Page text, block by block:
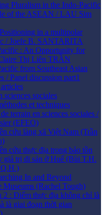
Pluralism in the Indo-Pacific
of the ASEAN / LAU Sim
in a multipolar
/ Joefe B. SANTARITA
: An Opportunity for
Thị Liên TRẦN
from Southeast Asian
/ Panel discussion part1
sciences sociales
et techniques
de terrain en sciences sociales /
(EFEO)
cứu làng xã Việt Nam (Trần
cứu thực địa trong bảo tồn
giá trị di sản ở Huế (Bùi T.H.
In and Beyond
Museums (Rachel Tough)
2 : Điểm thực địa không chỉ là
là giai đoạn thời gian